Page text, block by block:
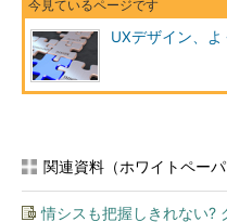
UXデザイン、
関連資料（ホワイトペーパ
情シスも把握しきれない?